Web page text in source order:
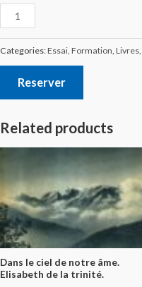
Categories:Essai, Formation, Livres,
Reserver
Related products
Dans le ciel de notre âme.
Elisabeth de la trinité.